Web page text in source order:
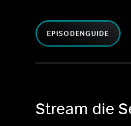
EPISODENGUIDE
Stream die